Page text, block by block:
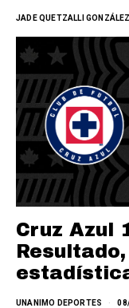
JADE QUETZALLI
Cruz Azul
UNANIMO DEPORTES